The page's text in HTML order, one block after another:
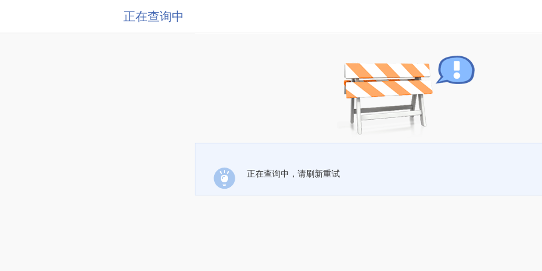
正在查询中
正在查询中，请刷新重试